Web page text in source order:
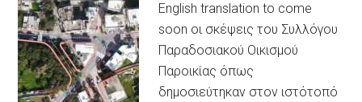
English translation to come
soon οι σκέψεις του Συλλόγου
Παραδοσιακού Οικισμού
Παροικίας όπως
δημοσιεύτηκαν στον ιστότοπό